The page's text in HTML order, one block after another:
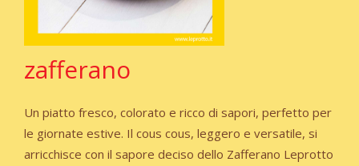
zafferano
Un piatto fresco, colorato e ricco di sapori, perfetto per
le giornate estive. Il cous cous, leggero e versatile, si
arricchisce con il sapore deciso dello Zafferano Leprotto